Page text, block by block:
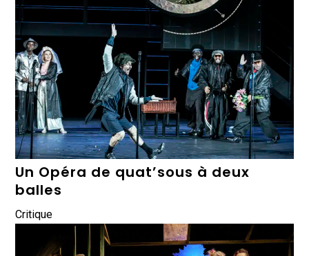
Un Opéra de quat’sous à deux
balles
Critique